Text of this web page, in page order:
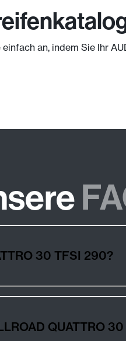
an, indem Sie Ihr
A6 ALLROAD QUATTRO 30 TFSI 290?
und Ganzjahresreifen für Autos AUDI A6